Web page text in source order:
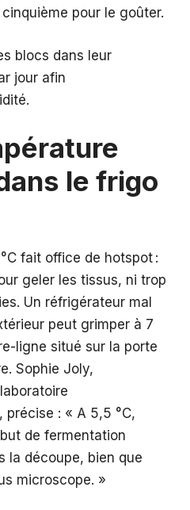
pour le goûter.
blocs dans leur
jour afin
le frigo
fait office de hotspot :
geler les tissus, ni trop
Un réfrigérateur mal
peut grimper à 7
ligne situé sur la porte
Sophie Joly,
précise : « A 5,5 °C,
de fermentation
la découpe, bien que
microscope. »